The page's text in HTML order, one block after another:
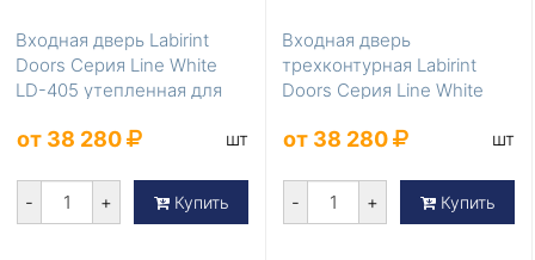
Входная дверь Labirint
Doors Серия Line White
LD-405 утепленная для
от 38 280 шт
- + Купить
Входная дверь
трехконтурная Labirint
Doors Серия Line White
от 38 280 шт
- + Купить